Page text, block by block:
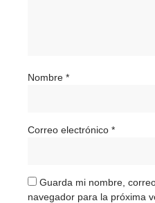
Nombre *
Correo electrónico *
Guarda mi nombre,
navegador para la próxima